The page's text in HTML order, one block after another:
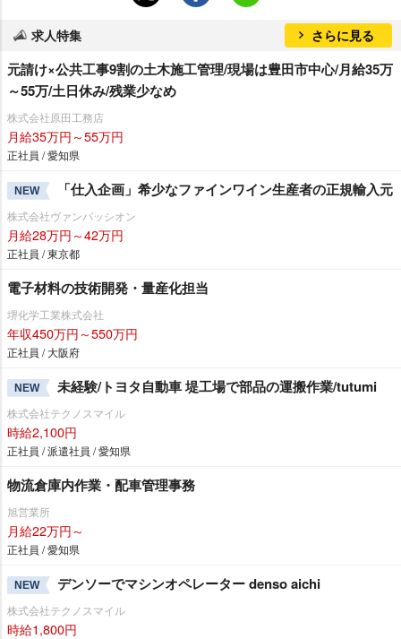
求人特集 さらに見る
元請け×公共工事9割の土木施工管理/現場は豊田市中心/月給35万
～55万/土日休み/残業少なめ
株式会社原田工務店
月給35万円～55万円
正社員 / 愛知県
NEW 「仕入企画」希少なファインワイン生産者の正規輸入元
株式会社ヴァンパッシオン
月給28万円～42万円
正社員 / 東京都
電子材料の技術開発・量産化担当
堺化学工業株式会社
年収450万円～550万円
正社員 / 大阪府
NEW 未経験/トヨタ自動車 堤工場で部品の運搬作業/tutumi
株式会社テクノスマイル
時給2,100円
正社員 / 派遣社員 / 愛知県
物流倉庫内作業・配車管理事務
旭営業所
月給22万円～
正社員 / 愛知県
NEW デンソーでマシンオペレーター denso aichi
株式会社テクノスマイル
時給1,800円